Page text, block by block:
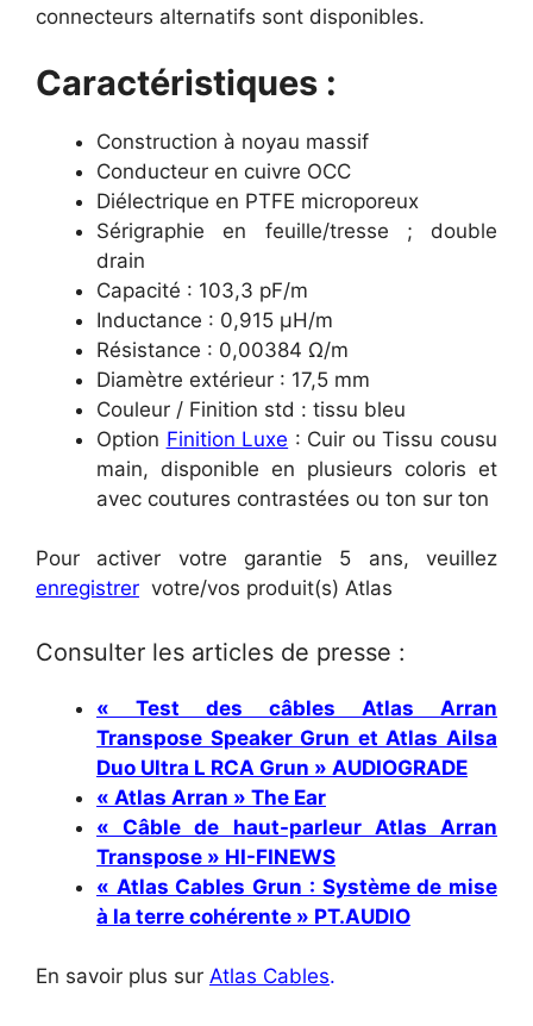
connecteurs alternatifs sont disponibles.
Caractéristiques :
Construction à noyau massif
Conducteur en cuivre OCC
Diélectrique en PTFE microporeux
Sérigraphie en feuille/tresse ; double
drain
Capacité : 103,3 pF/m
Inductance : 0,915 µH/m
Résistance : 0,00384 Ω/m
Diamètre extérieur : 17,5 mm
Couleur / Finition std : tissu bleu
Option Finition Luxe : Cuir ou Tissu cousu
main, disponible en plusieurs coloris et
avec coutures contrastées ou ton sur ton
Pour activer votre garantie 5 ans, veuillez
enregistrer votre/vos produit(s) Atlas
Consulter les articles de presse :
« Test des câbles Atlas Arran
Transpose Speaker Grun et Atlas Ailsa
Duo Ultra L RCA Grun » AUDIOGRADE
« Atlas Arran » The Ear
« Câble de haut-parleur Atlas Arran
Transpose » HI-FINEWS
« Atlas Cables Grun : Système de mise
à la terre cohérente » PT.AUDIO
En savoir plus sur Atlas Cables.